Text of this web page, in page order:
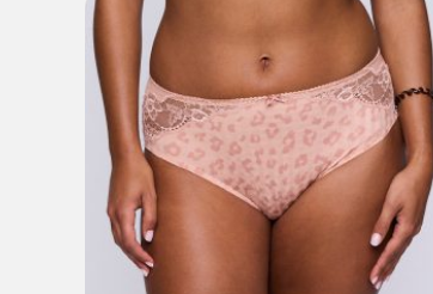
variaties.
Deze
optie
kan
gekozen
worden